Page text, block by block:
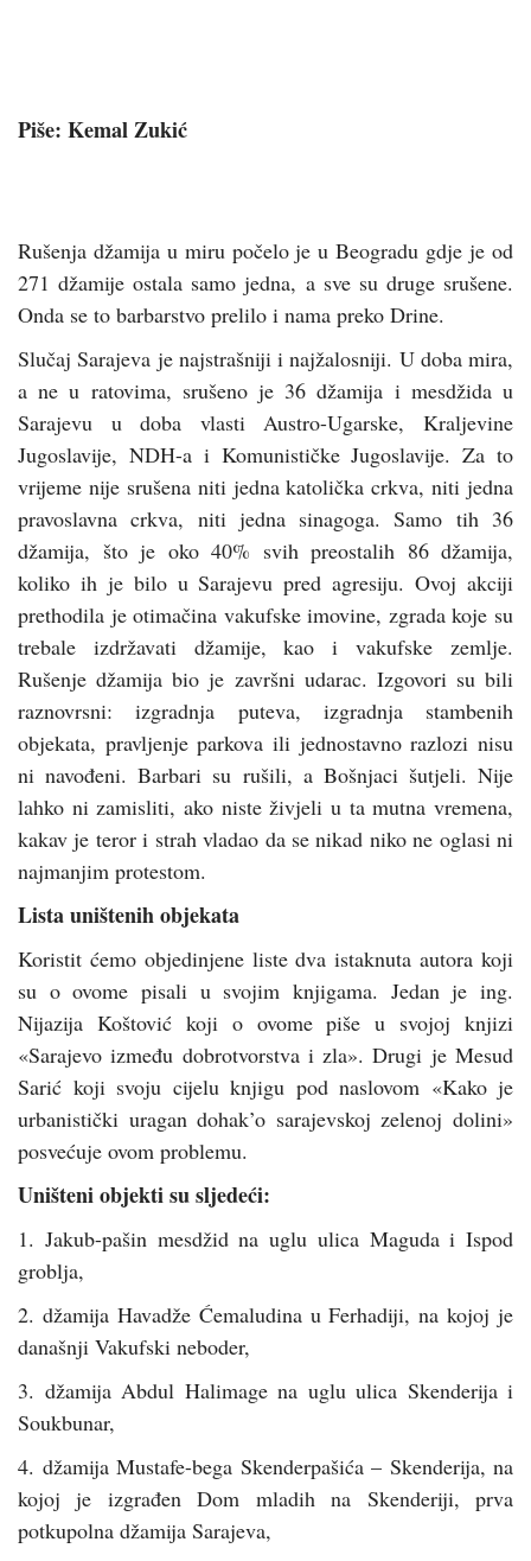
Piše: Kemal Zukić
Rušenja džamija u miru počelo je u Beogradu gdje je od
271 džamije ostala samo jedna, a sve su druge srušene.
Onda se to barbarstvo prelilo i nama preko Drine.
Slučaj Sarajeva je najstrašniji i najžalosniji. U doba mira,
a ne u ratovima, srušeno je 36 džamija i mesdžida u
Sarajevu u doba vlasti Austro-Ugarske, Kraljevine
Jugoslavije, NDH-a i Komunističke Jugoslavije. Za to
vrijeme nije srušena niti jedna katolička crkva, niti jedna
pravoslavna crkva, niti jedna sinagoga. Samo tih 36
džamija, što je oko 40% svih preostalih 86 džamija,
koliko ih je bilo u Sarajevu pred agresiju. Ovoj akciji
prethodila je otimačina vakufske imovine, zgrada koje su
trebale izdržavati džamije, kao i vakufske zemlje.
Rušenje džamija bio je završni udarac. Izgovori su bili
raznovrsni: izgradnja puteva, izgradnja stambenih
objekata, pravljenje parkova ili jednostavno razlozi nisu
ni navođeni. Barbari su rušili, a Bošnjaci šutjeli. Nije
lahko ni zamisliti, ako niste živjeli u ta mutna vremena,
kakav je teror i strah vladao da se nikad niko ne oglasi ni
najmanjim protestom.
Lista uništenih objekata
Koristit ćemo objedinjene liste dva istaknuta autora koji
su o ovome pisali u svojim knjigama. Jedan je ing.
Nijazija Koštović koji o ovome piše u svojoj knjizi
«Sarajevo između dobrotvorstva i zla». Drugi je Mesud
Sarić koji svoju cijelu knjigu pod naslovom «Kako je
urbanistički uragan dohak’o sarajevskoj zelenoj dolini»
posvećuje ovom problemu.
Uništeni objekti su sljedeći:
1. Jakub-pašin mesdžid na uglu ulica Maguda i Ispod
groblja,
2. džamija Havadže Ćemaludina u Ferhadiji, na kojoj je
današnji Vakufski neboder,
3. džamija Abdul Halimage na uglu ulica Skenderija i
Soukbunar,
4. džamija Mustafe-bega Skenderpašića – Skenderija, na
kojoj je izgrađen Dom mladih na Skenderiji, prva
potkupolna džamija Sarajeva,